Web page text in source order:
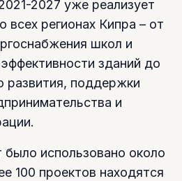
2027 уже реализует
всех регионах Кипра – от
школ и
зданий до
развития, поддержки
и
использовано около
100 проектов находятся